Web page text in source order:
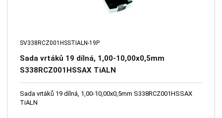
SV338RCZ001HSSTIALN-19P
Sada vrtáků 19 dílná, 1,00-10,00x0,5mm
S338RCZ001HSSAX TiALN
Sada vrtáků 19 dílná, 1,00-10,00x0,5mm S338RCZ001HSSAX
TiALN